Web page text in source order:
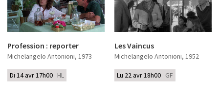
Profession : reporter
Michelangelo Antonioni, 1973
Di 14 avr 17h00 HL
Les Vaincus
Michelangelo Antonioni, 1952
Lu 22 avr 18h00 GF